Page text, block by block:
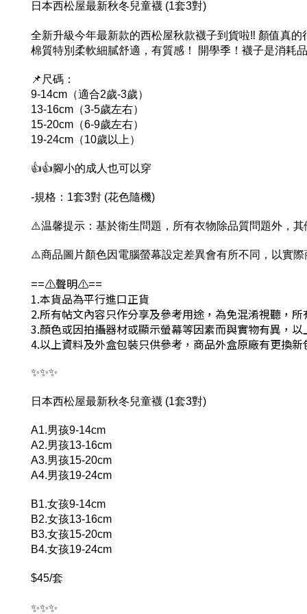
日本西松屋最新秋冬兒童襪 (1套3對)
全新升級今年最新款的西松屋秋款襪子到貨啦‼️ 顏值真的
棉質特別柔軟細膩舒適，有質感！ 開學季！襪子是消耗
📌尺碼：
9-14cm（適合2歲-3歲）
13-16cm（3-5歲左右）
15-20cm（6-9歲左右）
19-24cm（10歲以上）
👍👍腳小的成人也可以穿
-規格：1套3對 (花色隨機)
⚠️温馨提示：基於衛生問題，所有衣物除品質問題外，
⚠️商品圖片顏色因電腦螢幕設定差異會有所不同，以實
==⚠️聲明⚠️==
1.本貨品為平行進口正貨
2.所有帖文內容只作分享及參考用途，為免混淆視聽，
3.顏色或因拍攝器材或顯示螢幕等因素而與實物有異，
4.以上資料及外盒包裝只供參考，商品外盒原廠有更換
✨✨✨
日本西松屋最新秋冬兒童襪 (1套3對)
A1.男孩9-14cm
A2.男孩13-16cm
A3.男孩15-20cm
A4.男孩19-24cm
B1.女孩9-14cm
B2.女孩13-16cm
B3.女孩15-20cm
B4.女孩19-24cm
$45/套
✨✨✨